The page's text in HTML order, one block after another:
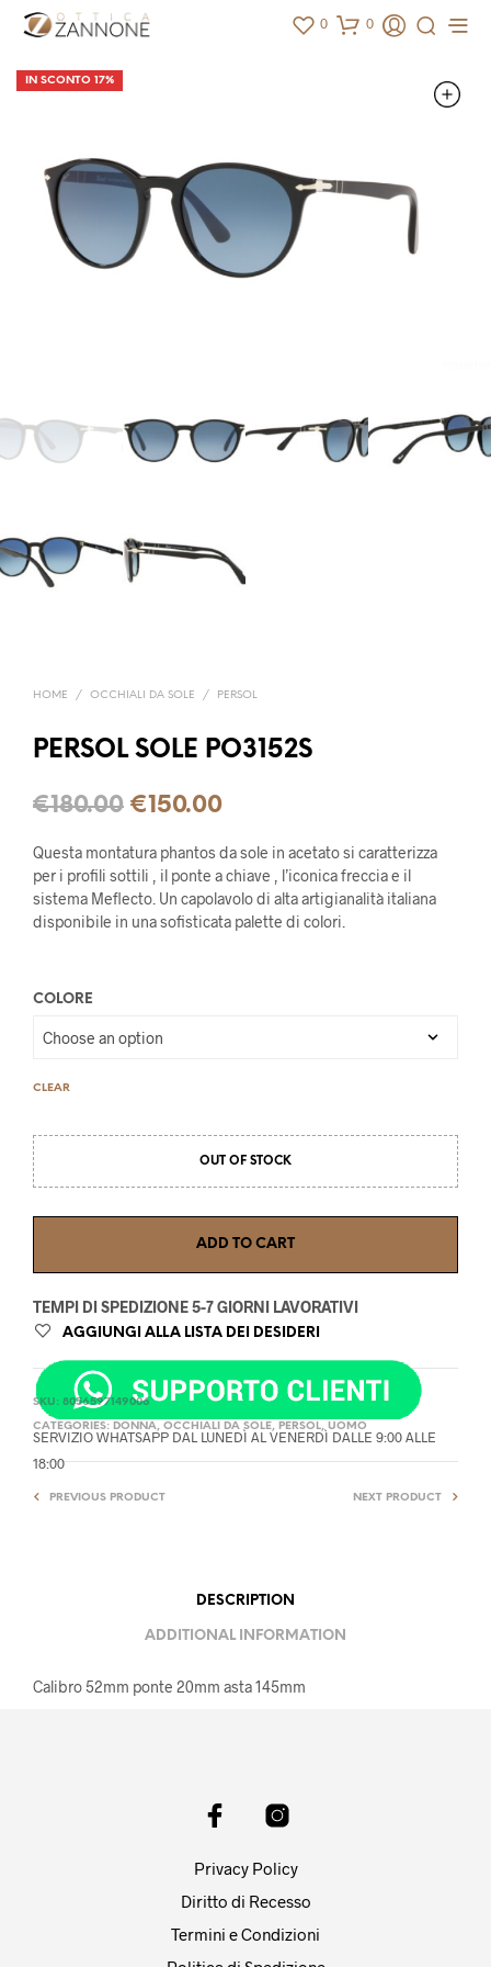
0 0
IN SCONTO 17%
HOME / OCCHIALI DA SOLE / PERSOL
PERSOL SOLE PO3152S
€180.00 €150.00
Questa montatura phantos da sole in acetato si caratterizza
per i profili sottili , il ponte a chiave , l’iconica freccia e il
sistema Meflecto. Un capolavolo di alta artigianalità italiana
disponibile in una sofisticata palette di colori.
COLORE
CLEAR
OUT OF STOCK
ADD TO CART
TEMPI DI SPEDIZIONE 5-7 GIORNI LAVORATIVI
SERVIZIO WHATSAPP DAL LUNEDÌ AL VENERDÌ DALLE 9:00 ALLE
18:00
AGGIUNGI ALLA LISTA DEI DESIDERI
SKU: 8056597149006
CATEGORIES: DONNA, OCCHIALI DA SOLE, PERSOL,UOMO
PREVIOUS PRODUCT NEXT PRODUCT
DESCRIPTION
ADDITIONAL INFORMATION
Calibro 52mm ponte 20mm asta 145mm
Privacy Policy
Diritto di Recesso
Termini e Condizioni